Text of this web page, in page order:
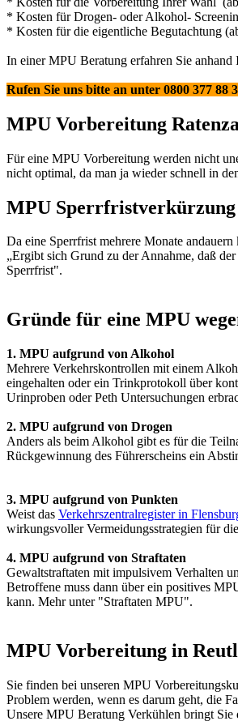
* Kosten für Drogen- oder Alkohol-
* Kosten für die eigentliche Begutachtung
In einer MPU Beratung erfahren Sie
Rufen Sie uns bitte an unter 0800 377 88
MPU Vorbereitung
Für eine MPU Vorbereitung werden nicht
nicht optimal, da man ja wieder schnell in
MPU Sperrfristverkürzung
Da eine Sperrfrist mehrere Monate
„Ergibt sich Grund zu der Annahme, daß
Sperrfrist".
Gründe für eine MPU
1. MPU aufgrund von Alkohol
Mehrere Verkehrskontrollen mit einem
eingehalten oder ein Trinkprotokoll über
Urinproben oder Peth Untersuchungen
2. MPU aufgrund von Drogen
Anders als beim Alkohol gibt es für die
Rückgewinnung des Führerscheins ein
3. MPU aufgrund von Punkten
Weist das Verkehrszentralregister in
wirkungsvoller Vermeidungsstrategien für
4. MPU aufgrund von Straftaten
Gewaltstraftaten mit impulsivem Verhalten
Betroffene muss dann über ein positives
kann. Mehr unter "Straftaten MPU".
MPU Vorbereitung in
Sie finden bei unseren MPU
Problem werden, wenn es darum geht, die
Unsere MPU Beratung Verkühlen bringt Sie